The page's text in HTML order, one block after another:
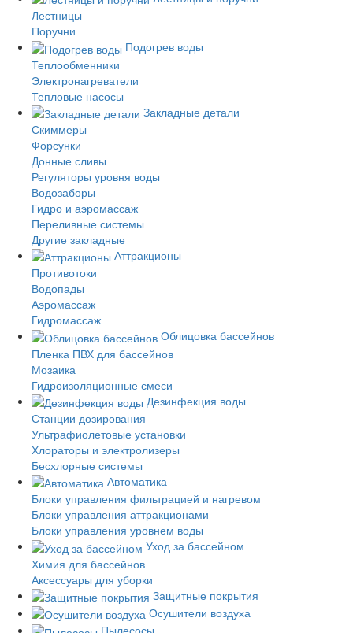
Лестницы
Поручни
Подогрев воды
Теплообменники
Электронагреватели
Тепловые насосы
Закладные детали
Скиммеры
Форсунки
Донные сливы
Регуляторы уровня воды
Водозаборы
Гидро и аэромассаж
Переливные системы
Другие закладные
Аттракционы
Противотоки
Водопады
Аэромассаж
Гидромассаж
Облицовка бассейнов
Пленка ПВХ для бассейнов
Мозаика
Гидроизоляционные смеси
Дезинфекция воды
Станции дозирования
Ультрафиолетовые установки
Хлораторы и электролизеры
Бесхлорные системы
Автоматика
Блоки управления фильтрацией и нагревом
Блоки управления аттракционами
Блоки управления уровнем воды
Уход за бассейном
Химия для бассейнов
Аксессуары для уборки
Защитные покрытия
Осушители воздуха